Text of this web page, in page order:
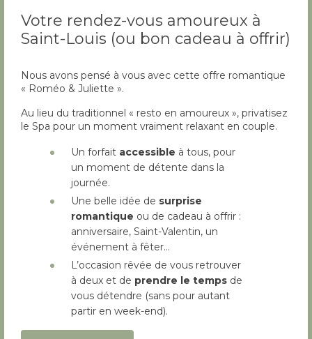
Votre rendez-vous amoureux à
Saint-Louis (ou bon cadeau à offrir)
Nous avons pensé à vous avec cette offre romantique
« Roméo & Juliette ».
Au lieu du traditionnel « resto en amoureux », privatisez
le Spa pour un moment vraiment relaxant en couple.
Un forfait accessible à tous, pour
un moment de détente dans la
journée.
Une belle idée de surprise
romantique ou de cadeau à offrir :
anniversaire, Saint-Valentin, un
événement à fêter…
L’occasion rêvée de vous retrouver
à deux et de prendre le temps de
vous détendre (sans pour autant
partir en week-end).